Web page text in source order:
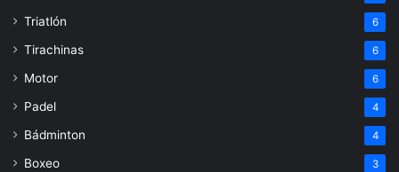
Triatlón 6
Tirachinas 6
Motor 6
Padel 4
Bádminton 4
Boxeo 3